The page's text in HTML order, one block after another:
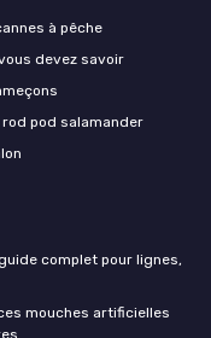
à pêche
devez savoir
pod salamander
complet pour lignes,
mouches artificielles